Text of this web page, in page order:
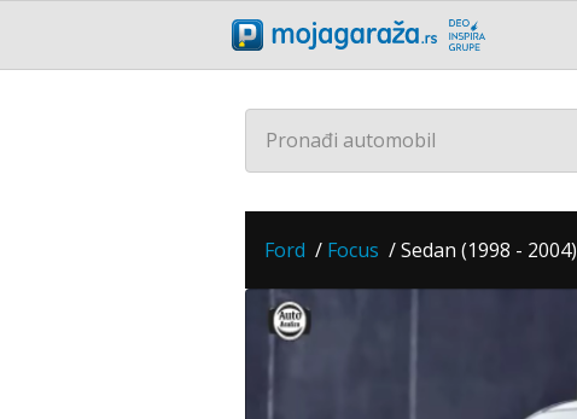
Pronađi automobil
Ford / Focus /Sedan (1998 - 2004)